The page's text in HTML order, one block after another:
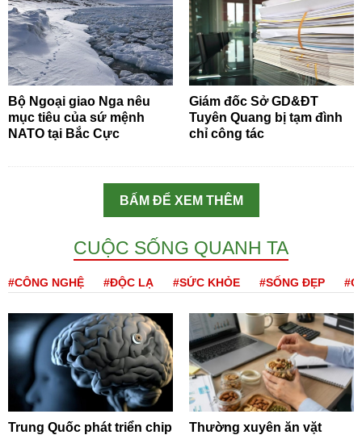
Bộ Ngoại giao Nga nêu
mục tiêu của sứ mệnh
NATO tại Bắc Cực
Giám đốc Sở GD&ĐT
Tuyên Quang bị tạm đình
chỉ công tác
BẤM ĐỂ XEM THÊM
CUỘC SỐNG QUANH TA
#CÔNG NGHỆ #ĐỘC LẠ #SỨC KHỎE #SỐNG ĐẸP
Trung Quốc phát triển chip
Thường xuyên ăn vặt